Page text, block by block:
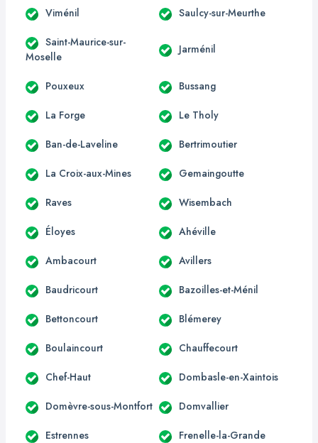
Viménil Saulcy-sur-Meurthe
Saint-Maurice-sur-
Moselle
Jarménil
Pouxeux Bussang
La Forge Le Tholy
Ban-de-Laveline Bertrimoutier
La Croix-aux-Mines Gemaingoutte
Raves Wisembach
Éloyes Ahéville
Ambacourt Avillers
Baudricourt Bazoilles-et-Ménil
Bettoncourt Blémerey
Boulaincourt Chauffecourt
Chef-Haut Dombasle-en-Xaintois
Domèvre-sous-Montfort Domvallier
Estrennes Frenelle-la-Grande